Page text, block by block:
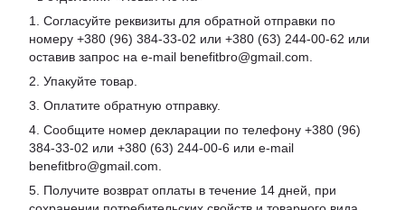
1. Согласуйте реквизиты для обратной отправки по
номеру +380 (96) 384-33-02 или +380 (63) 244-00-62 или
оставив запрос на e-mail benefitbro@gmail.com.
2. Упакуйте товар.
3. Оплатите обратную отправку.
4. Сообщите номер декларации по телефону +380 (96)
384-33-02 или +380 (63) 244-00-6 или e-mail
benefitbro@gmail.com.
5. Получите возврат оплаты в течение 14 дней, при